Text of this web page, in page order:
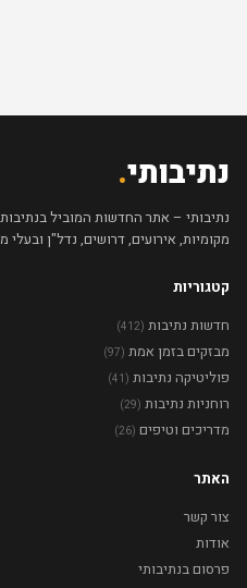
נתיבותי.
נתיבותי – אתר החדשות המוביל
מקומיות, אירועים, דרושים, נדל"ן ובעלי
קטגוריות
חדשות נתיבות (412)
מבזקים בזמן אמת (97)
פוליטיקה נתיבות (41)
רוחניות נתיבות (29)
מדריכים וטיפים (26)
האתר
צור קשר
אודות
פרסום בנתיבותי